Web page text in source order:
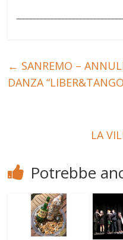
← SANREMO –
DANZA
LA
Potrebbe